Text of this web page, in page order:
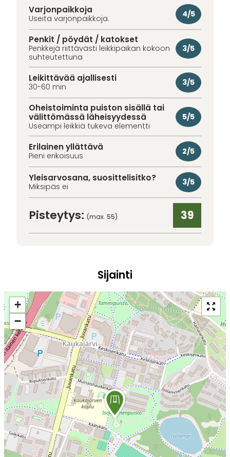
Varjonpaikkoja
Useita varjonpaikkoja. 4/5
Penkit / pöydät / katokset
Penkkejä riittävästi leikkipaikan kokoon
suhteutettuna
3/5
Leikittävää ajallisesti
30-60 min 3/5
Oheistoiminta puiston sisällä tai
välittömässä läheisyydessä
Useampi leikkiä tukeva elementti
5/5
Erilainen yllättävä
Pieni erikoisuus 2/5
Yleisarvosana, suosittelisitko?
Miksipäs ei 3/5
Pisteytys: (max. 55) 39
Sijainti
+
−